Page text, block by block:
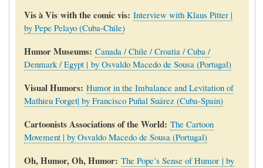
Vis à Vis with the comic vis: Interview with Klaus Pitter |
by Pepe Pelayo (Cuba-Chile)
Humor Museums: Canada / Chile / Croatia / Cuba /
Denmark / Egypt | by Osvaldo Macedo de Sousa (Portugal)
Visual Humors: Humor in the Imbalance and Levitation of
Mathieu Forget| by Francisco Puñal Suárez (Cuba-Spain)
Cartoonists Associations of the World: The Cartoon
Movement | by Osvaldo Macedo de Sousa (Portugal)
Oh, Humor, Oh, Humor: The Pope’s Sense of Humor | by